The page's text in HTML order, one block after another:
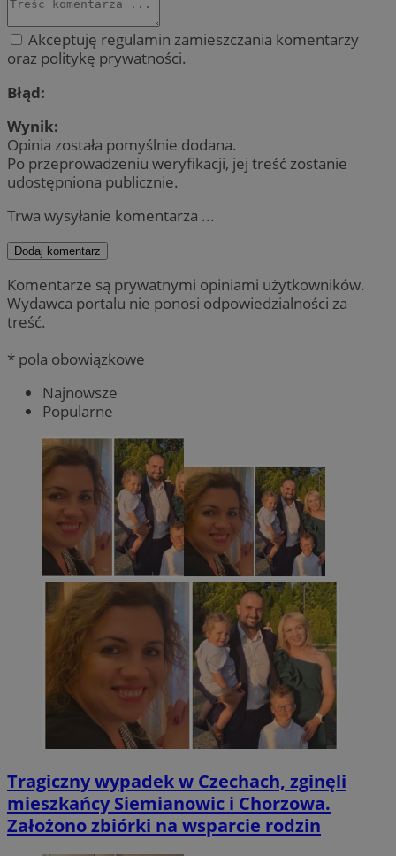
Akceptuję regulamin zamieszczania komentarzy
oraz politykę prywatności.
Błąd:
Wynik:
Opinia została pomyślnie dodana.
Po przeprowadzeniu weryfikacji, jej treść zostanie
udostępniona publicznie.
Trwa wysyłanie komentarza ...
Dodaj komentarz
Komentarze są prywatnymi opiniami użytkowników.
Wydawca portalu nie ponosi odpowiedzialności za
treść.
* pola obowiązkowe
Najnowsze
Popularne
Tragiczny wypadek w Czechach, zginęli
mieszkańcy Siemianowic i Chorzowa.
Założono zbiórki na wsparcie rodzin